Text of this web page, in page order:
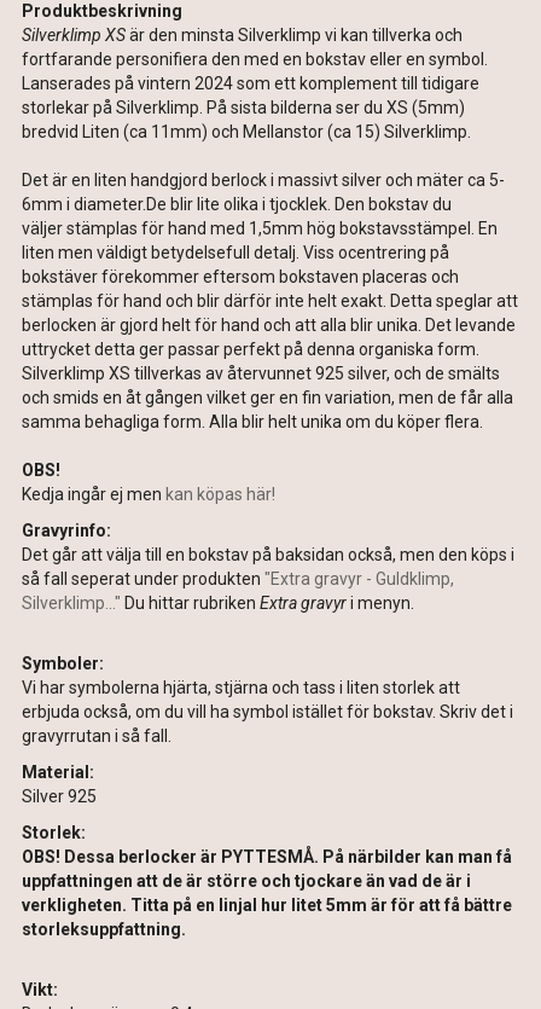
Produktbeskrivning
Silverklimp XSärden minsta Silverklimp vi kan tillverka och
fortfarande personifiera den med en bokstav eller en symbol.
Lanserades på vintern 2024 som ett komplement till tidigare
storlekar på Silverklimp. På sista bilderna ser du XS (5mm)
bredvid Liten (ca 11mm) och Mellanstor (ca 15) Silverklimp.
Det är en liten handgjord berlock i massivt silver och mäter ca 5-
6mm i diameter.De blir lite olika i tjocklek. Den bokstav du
väljer stämplas för hand med 1,5mm hög bokstavsstämpel. En
liten men väldigt betydelsefull detalj. Viss ocentrering på
bokstäver förekommer eftersom bokstaven placeras och
stämplas för hand och blir därför inte helt exakt. Detta speglar att
berlocken är gjord helt för hand och att alla blir unika. Det levande
uttrycket detta ger passar perfekt på denna organiska form.
Silverklimp XS tillverkas av återvunnet 925 silver, och de smälts
och smids en åt gången vilket ger en fin variation, men de får alla
samma behagliga form. Alla blir helt unika om du köper flera.
OBS!
Kedja ingår ej men kan köpas här!
Gravyrinfo:
Det går att välja till en bokstav på baksidan också, men den köps i
så fall seperat under produkten "Extra gravyr - Guldklimp,
Silverklimp..." Du hittar rubriken Extra gravyri menyn.
Symboler:
Vi har symbolerna hjärta, stjärna och tass i liten storlek att
erbjuda också, om du vill ha symbol istället för bokstav. Skriv det i
gravyrrutan i så fall.
Material:
Silver 925
Storlek:
OBS! Dessa berlocker är PYTTESMÅ. På närbilder kan man få
uppfattningen att de är större och tjockare än vad de är i
verkligheten. Titta på en linjal hur litet 5mm är för att få bättre
storleksuppfattning.
Vikt: